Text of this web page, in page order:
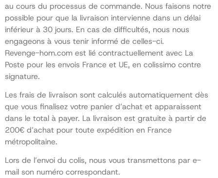
au cours du processus de commande. Nous faisons notre
possible pour que la livraison intervienne dans un délai
inférieur à 30 jours. En cas de difficultés, nous nous
engageons à vous tenir informé de celles-ci.
Revenge-hom.com est lié contractuellement avec La
Poste pour les envois France et UE, en colissimo contre
signature.
Les frais de livraison sont calculés automatiquement dès
que vous finalisez votre panier d’achat et apparaissent
dans le total à payer. La livraison est gratuite à partir de
200€ d’achat pour toute expédition en France
métropolitaine.
Lors de l’envoi du colis, nous vous transmettons par e-
mail son numéro correspondant.